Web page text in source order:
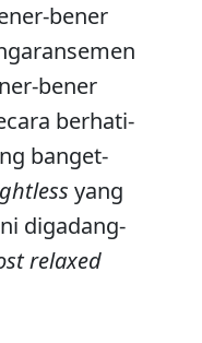
bener
bener
berhati-
banget-
yang
digadang-
relaxed